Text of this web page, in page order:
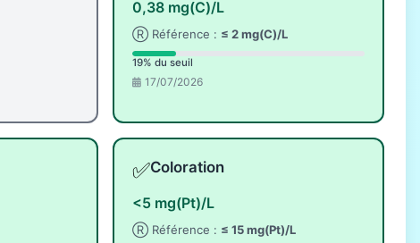
0,38 mg(C)/L
Ⓡ Référence : ≤ 2 mg(C)/L
19% du seuil
17/07/2026
✅Coloration
<5 mg(Pt)/L
Ⓡ Référence : ≤ 15 mg(Pt)/L